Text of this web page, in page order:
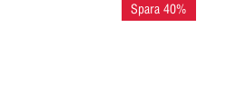
Spara 40%